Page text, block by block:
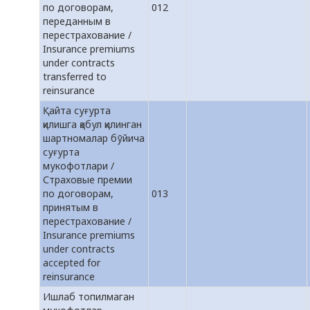
по договорам,
переданным в
перестрахование /
Insurance premiums
under contracts
transferred to
reinsurance
012
Қайта суғурта
қилишга қабул қилинган
шартномалар бўйича
суғурта
мукофотлари /
Страховые премии
по договорам,
принятым в
перестрахование /
Insurance premiums
under contracts
accepted for
reinsurance
013
Ишлаб топилмаган